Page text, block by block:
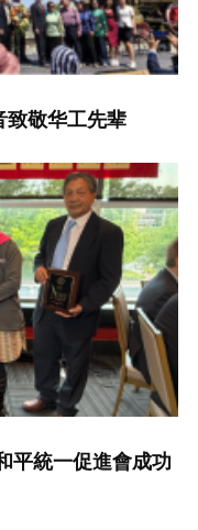
致敬华工先辈
平統一促進會成功